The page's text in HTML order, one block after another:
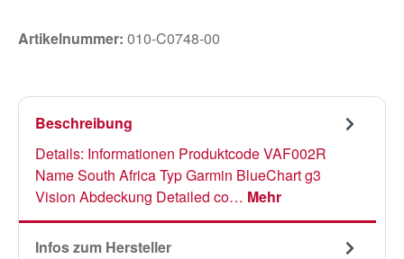
Artikelnummer: 010-C0748-00
Beschreibung
Details: Informationen Produktcode VAF002R
Name South Africa Typ Garmin BlueChart g3
Vision Abdeckung Detailed co… Mehr
Infos zum Hersteller